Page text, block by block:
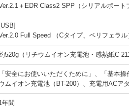
＋EDR Class2 SPP（シリアルポート
[USB]
Full Speed （Cタイプ、ペリフェラル
520g（リチウムイオン充電池・感熱紙C-
「安全にお使いいただくために」、「基本
ムイオン充電池（BT-200）、充電用ACア
年間